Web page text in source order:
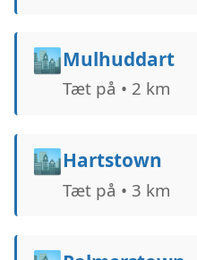
🏙️Mulhuddart
Tæt på • 2 km
🏙️Hartstown
Tæt på • 3 km